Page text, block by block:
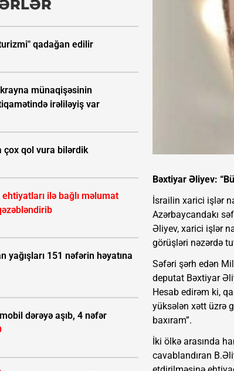
qadağan edilir
münaqişəsinin
irəliləyiş var
çox qol vura bilərdik
ilə bağlı məlumat
yağışları 151 nəfərin həyatına
dərəyə aşıb, 4 nəfər
Bəxtiyar Əliyev:
İsrailin xarici işlər
Azərbaycandakı
Əliyev, xarici işlər
görüşləri nəzərdə
Səfəri şərh edən
deputat Bəxtiyar
Hesab edirəm ki,
yüksələn xətt üzrə
baxıram”.
İki ölkə arasında
cavablandıran